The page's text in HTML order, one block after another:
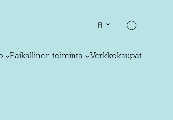
FI
Paikallinen toiminta Verkkokaupat